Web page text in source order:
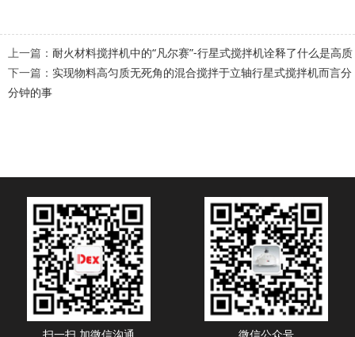
上一篇： 耐火材料搅拌机中的“凡尔赛”-行星式搅拌机诠释了什么是高质
下一篇： 实现物料高匀质无死角的混合搅拌于立轴行星式搅拌机而言分
分钟的事
扫一扫 加微信沟通 微信公众号